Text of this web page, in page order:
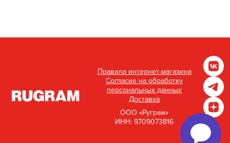
Правила интернет-магазина
Согласие на обработку
персональных данных
Доставка
ООО «Руграм»
ИНН: 9709073816